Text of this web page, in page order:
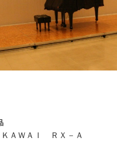
ＡＷＡＩ ＲＸ－Ａ